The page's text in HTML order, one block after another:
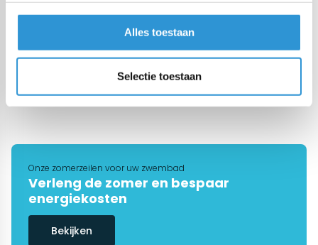
Alles toestaan
Selectie toestaan
- gratuit à partir de € 100,00)
€30,54€28,94Incl btw
Onze zomerzeilen voor uw zwembad
Verleng de zomer en bespaar
energiekosten
Bekijken